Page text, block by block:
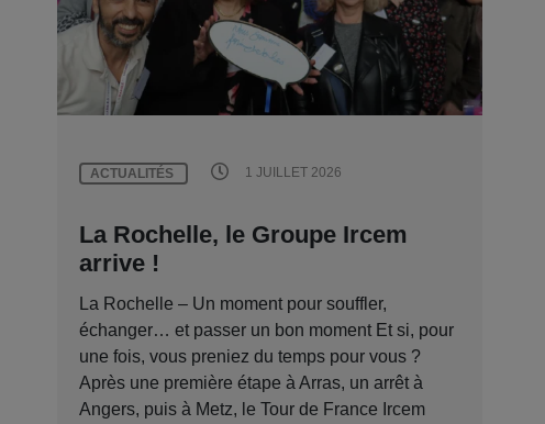
ACTUALITÉS 1 JUILLET 2026
La Rochelle, le Groupe Ircem
arrive !
La Rochelle – Un moment pour souffler,
échanger… et passer un bon moment Et si, pour
une fois, vous preniez du temps pour vous ?
Après une première étape à Arras, un arrêt à
Angers, puis à Metz, le Tour de France Ircem